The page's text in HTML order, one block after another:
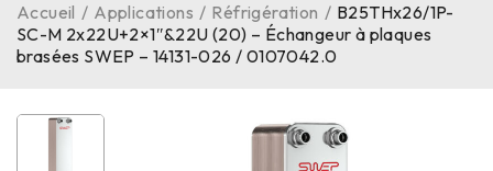
Accueil / Applications / Réfrigération / B25THx26/1P-
SC-M 2x22U+2×1″&22U (20) – Échangeur à plaques
brasées SWEP – 14131-026 / 0107042.0